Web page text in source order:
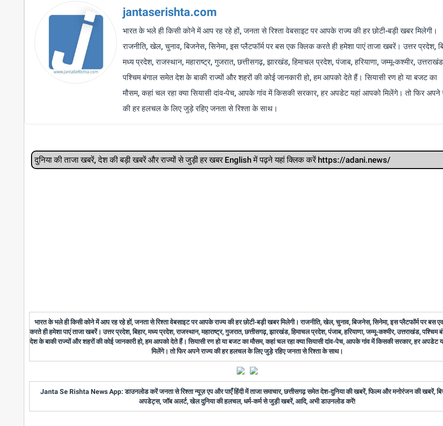
jantaserishta.com
भारत के भले ही किसी कोने में आप रह रहे हों, जनता से रिश्ता वेबसाइट पर आपके राज्य की हर छोटी-बड़ी खबर मिलेगी।
राजनीति, खेल, चुनाव, बिजनेस, सिनेमा, इस प्लैटफॉर्म पर बस एक क्लिक करते ही हमेशा पाएं ताजा खबरें। उत्तर प्रदेश,
मध्य प्रदेश, राजस्थान, महाराष्ट्र, गुजरात, छत्तीसगढ़, झारखंड, हिमाचल प्रदेश, पंजाब, हरियाणा, जम्मू-कश्मीर,
पश्चिम बंगाल समेत देश के बाकी राज्यों और शहरों की कोई जानकारी हो, हम आपको देते हैं। सियासी रण हो या बजट का
मौसम, कहां चल रहा क्या सियासी दांव-पेच, आपके गांव में किसकी सरकार, हर अपडेट यहां आपको मिलेंगे। तो फिर अपने
की हर हलचल के लिए जुड़े रहिए जनता से रिश्ता के साथ।
दुनिया की ताजा खबरें, देश की बड़ी खबरें और राज्‍यों से जुड़ी हर खबर English में पढ़ने यहां क्लिक करें https://adani.news/
भारत के भले ही किसी कोने में आप रह रहे हों, जनता से रिश्ता वेबसाइट पर आपके राज्य की हर छोटी-बड़ी खबर मिलेगी। राजनीति, खेल, चुनाव, बिजनेस, सिनेमा, इस प्लैटफॉर्म पर बस
करते ही हमेशा पाएं ताजा खबरें। उत्तर प्रदेश, बिहार, मध्य प्रदेश, राजस्थान, महाराष्ट्र, गुजरात, छत्तीसगढ़, झारखंड, हिमाचल प्रदेश, पंजाब, हरियाणा, जम्मू-कश्मीर, उत्तराखंड, पश्चिम
देश के बाकी राज्यों और शहरों की कोई जानकारी हो, हम आपको देते हैं। सियासी रण हो या बजट का मौसम, कहां चल रहा क्या सियासी दांव-पेच, आपके गांव में किसकी सरकार, हर अपडेट
मिलेंगे। तो फिर अपने राज्य की हर हलचल के लिए जुड़े रहिए जनता से रिश्ता के साथ।
Janta Se Rishta News App: डाउनलोड करें जनता से रिश्ता न्यूज़ एप और पाएँ हिंदी में ताजा समाचार, छत्तीसगढ़ समेत देश-दुनिया की खबरें, फिल्म और मनोरंजन की खबरें,
अपडेट्स, जॉब अलर्ट, खेल दुनिया की हलचल, धर्म-कर्म से जुड़ी खबरें, आदि, अभी डाउनलोड करें!